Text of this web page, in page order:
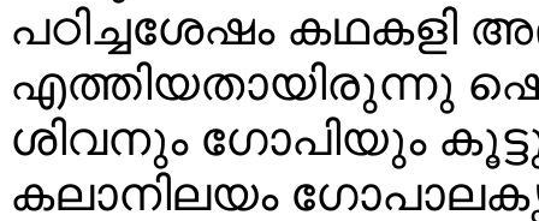
പഠിച്ചശേഷം കഥകളി
എത്തിയതായിരുന്നു
ശിവനും ഗോപിയും
കലാനിലയം